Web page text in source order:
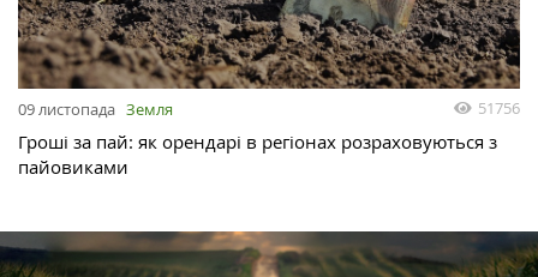
09 листопада Земля 51756
Гроші за пай: як орендарі в регіонах розраховуються з
пайовиками